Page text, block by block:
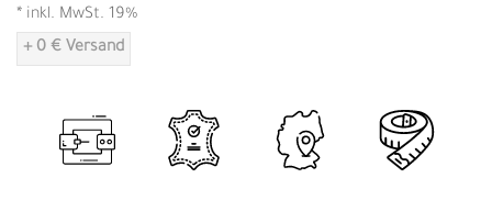
* inkl. MwSt. 19%
+ 0 € Versand